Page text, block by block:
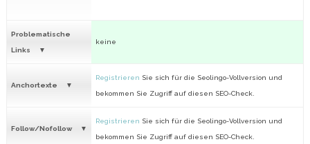
Problematische
Links
keine
Anchortexte
Registrieren Sie sich für die Seolingo-Vollversion und
bekommen Sie Zugriff auf diesen SEO-Check.
Follow/Nofollow
Registrieren Sie sich für die Seolingo-Vollversion und
bekommen Sie Zugriff auf diesen SEO-Check.